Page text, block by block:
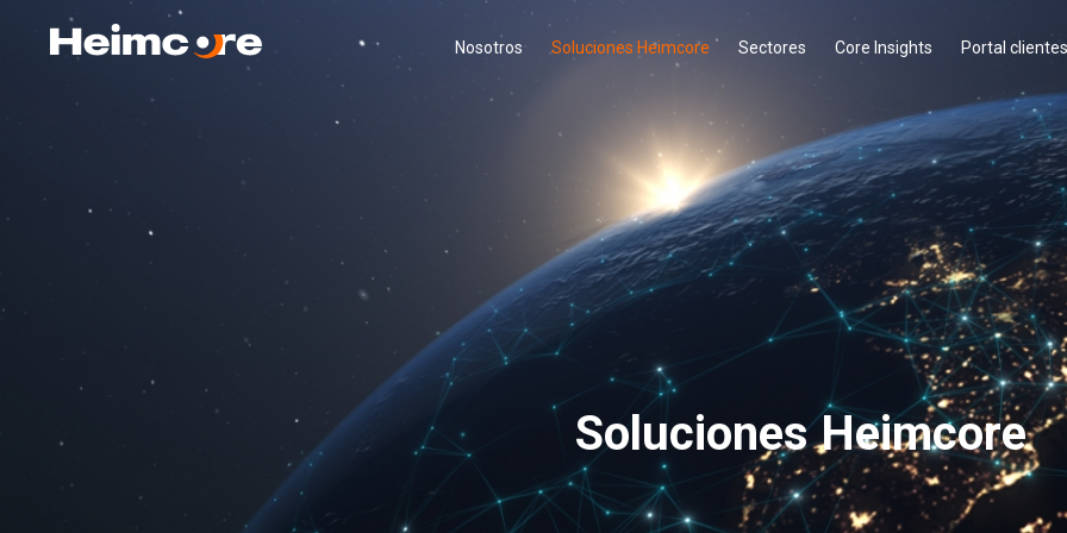
Nosotros Soluciones Heimcore Sectores Core Insights Portal clientes
Soluciones Heimcore